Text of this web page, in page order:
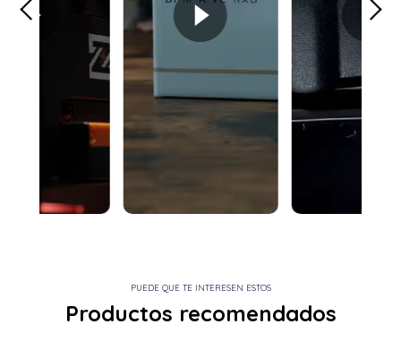
PUEDE QUE TE INTERESEN ESTOS
Productos recomendados